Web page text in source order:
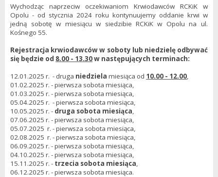
Wychodząc naprzeciw oczekiwaniom Krwiodawców RCKiK w
Opolu - od stycznia 2024 roku kontynuujemy oddanie krwi w
jedną sobotę w miesiącu w siedzibie RCKiK w Opolu na ul.
Kośnego 55.
Rejestracja krwiodawców w soboty lub niedzielę odbywać
się będzie od 8.00 - 13.30w następujących terminach:
12.01.2025 r. - druga niedziela miesiąca od 10.00 - 12.00
01.02.2025 r. - pierwsza sobota miesiąca,
01.03.2025 r. - pierwsza sobota miesiąca,
05.04.2025 r. - pierwsza sobota miesiąca,
10.05.2025 r. - druga sobota miesiąca
07.06.2025 r. - pierwsza sobota miesiąca,
05.07.2025 r. - pierwsza sobota miesiąca,
02.08.2025 r. - pierwsza sobota miesiąca,
06.09.2025 r. - pierwsza sobota miesiąca,
04.10.2025 r. - pierwsza sobota miesiąca,
15.11.2025 r. - trzecia sobota miesiąca
06.12.2025 r. - pierwsza sobota miesiąca.